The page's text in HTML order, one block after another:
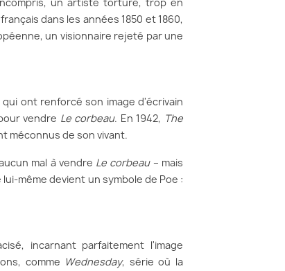
dans les années 1850 et 1860,
un visionnaire rejeté par une
ont renforcé son image d'écrivain
vendre Le corbeau. En 1942, The
méconnus de son vivant.
mal à vendre Le corbeau– mais
même devient un symbole de Poe :
incarnant parfaitement l'image
comme Wednesday, série où la